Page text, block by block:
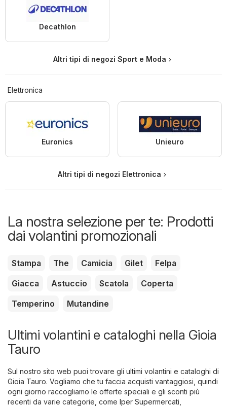
Decathlon
Altri tipi di negozi Sport e Moda
Elettronica
Euronics Unieuro
Altri tipi di negozi Elettronica
La nostra selezione per te: Prodotti
dai volantini promozionali
Stampa The Camicia Gilet
Felpa
Giacca
Astuccio Scatola
Coperta
Temperino
Mutandine
Ultimi volantini e cataloghi nella Gioia
Tauro
Sul nostro sito web puoi trovare gli ultimi volantini e cataloghi di
Gioia Tauro. Vogliamo che tu faccia acquisti vantaggiosi, quindi
ogni giorno raccogliamo le offerte speciali e gli sconti più
recenti da varie categorie, come Iper Supermercati